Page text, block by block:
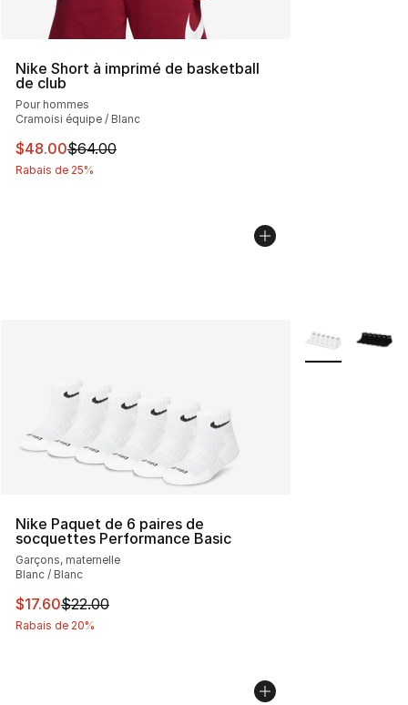
Nike Short à imprimé de basketball
de club
Pour hommes
Cramoisi équipe / Blanc
Cet article est en solde. Le prix est passé de $64.00 à
$48.00$64.00
Rabais de 25%
Nike Paquet de 6 paires de
socquettes Performance Basic
Garçons, maternelle
Blanc / Blanc
Cet article est en solde. Le prix est passé de $22.00 à
$17.60$22.00
Rabais de 20%
Plus de